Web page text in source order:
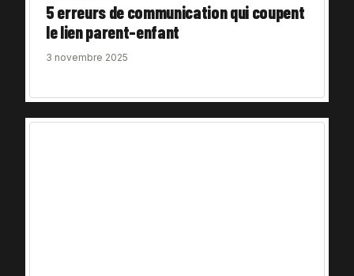
5 erreurs de communication qui coupent
le lien parent-enfant
3 novembre 2025